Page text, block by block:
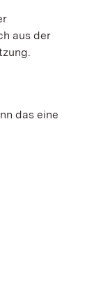
aus der
das eine
in einem neuen